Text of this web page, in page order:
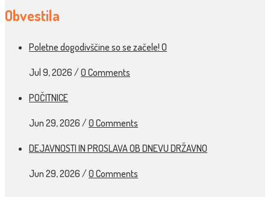
Obvestila
Poletne dogodivščine so se začele! O
Jul 9, 2026 /0 Comments
POČITNICE
Jun 29, 2026 /0 Comments
DEJAVNOSTI IN PROSLAVA OB DNEVU DRŽAVNO
Jun 29, 2026 /0 Comments